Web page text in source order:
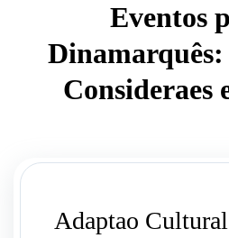
Eventos
Consideraes
Adaptao